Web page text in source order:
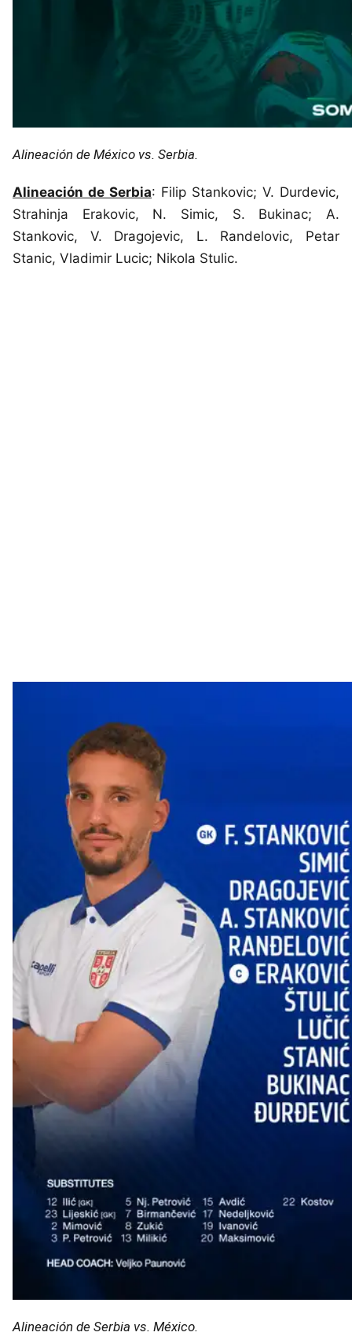
Alineación de México vs. Serbia.
Alineación de Serbia: Filip Stankovic; V. Durdevic,
Strahinja Erakovic, N. Simic, S. Bukinac; A.
Stankovic, V. Dragojevic, L. Randelovic, Petar
Stanic, Vladimir Lucic; Nikola Stulic.
Alineación de Serbia vs. México.